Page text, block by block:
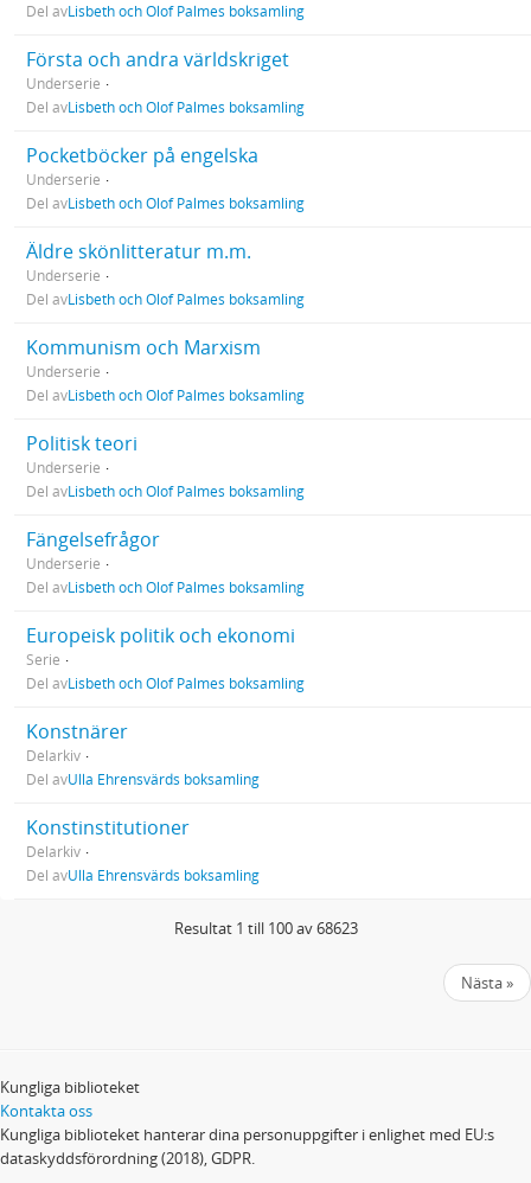
Del avLisbeth och Olof Palmes boksamling
Första och andra världskriget
Underserie
Del avLisbeth och Olof Palmes boksamling
Pocketböcker på engelska
Underserie
Del avLisbeth och Olof Palmes boksamling
Äldre skönlitteratur m.m.
Underserie
Del avLisbeth och Olof Palmes boksamling
Kommunism och Marxism
Underserie
Del avLisbeth och Olof Palmes boksamling
Politisk teori
Underserie
Del avLisbeth och Olof Palmes boksamling
Fängelsefrågor
Underserie
Del avLisbeth och Olof Palmes boksamling
Europeisk politik och ekonomi
Serie
Del avLisbeth och Olof Palmes boksamling
Konstnärer
Delarkiv
Del avUlla Ehrensvärds boksamling
Konstinstitutioner
Delarkiv
Del avUlla Ehrensvärds boksamling
Resultat 1 till 100 av 68623
Nästa »
Kungliga biblioteket
Kontakta oss
Kungliga biblioteket hanterar dina personuppgifter i enlighet med EU:s
dataskyddsförordning (2018), GDPR.